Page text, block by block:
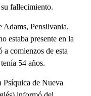
fallecimiento.
Adams, Pensilvania,
estaba presente en la
comienzos de esta
54 años.
Psíquica de Nueva